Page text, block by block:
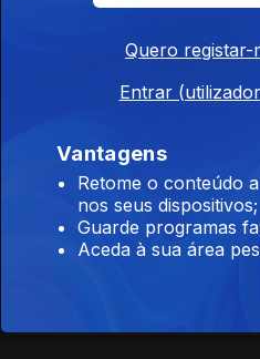
da tragédia
03 jul. 2026
má coordenação do socorro.
Os ultraconservadores
na Suiça
02 jul. 2026
Quero registar-
Entrar
Vantagens
Retome o conteúdo
nos seus dispositivos;
Guarde programas
Aceda à sua área